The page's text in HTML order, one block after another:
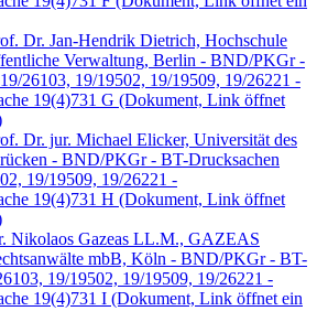
Dr. Jan-Hendrik Dietrich, Hochschule
Verwaltung, Berlin - BND/PKGr -
26103, 19/19502, 19/19509, 19/26221 -
19(4)731 G (Dokument, Link öffnet
Dr. jur. Michael Elicker, Universität des
- BND/PKGr - BT-Drucksachen
19/19509, 19/26221 -
19(4)731 H (Dokument, Link öffnet
Nikolaos Gazeas LL.M., GAZEAS
mbB, Köln - BND/PKGr - BT-
19/19502, 19/19509, 19/26221 -
19(4)731 I (Dokument, Link öffnet ein